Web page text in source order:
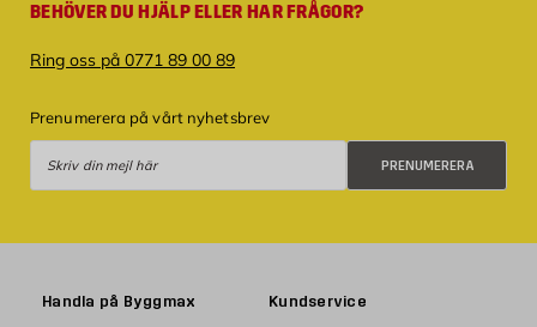
BEHÖVER DU HJÄLP ELLER HAR FRÅGOR?
Ring oss på 0771 89 00 89
Prenumerera på vårt nyhetsbrev
PRENUMERERA
Handla på Byggmax Kundservice